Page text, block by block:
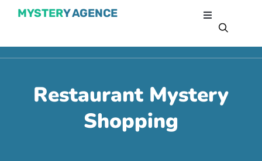
MYSTERY AGENCE
Restaurant Mystery
Shopping